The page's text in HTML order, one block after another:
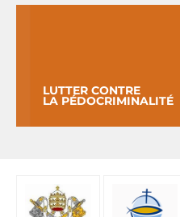
LUTTER CONTRE
LA PÉDOCRIMINALITÉ